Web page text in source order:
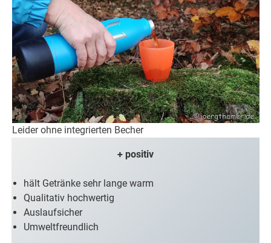
Leider ohne integrierten Becher
+ positiv
hält Getränke sehr lange warm
Qualitativ hochwertig
Auslaufsicher
Umweltfreundlich